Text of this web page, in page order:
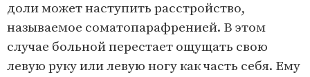
доли может наступить расстройство,
называемое соматопарафренией. В этом
случае больной перестает ощущать свою
левую руку или левую ногу как часть себя. Ему